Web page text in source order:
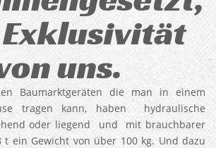
uns.
Baumarktgeräten die man in einem
tragen kann, haben hydraulische
oder liegend und mit brauchbarer
t ein Gewicht von über 100 kg. Und dazu